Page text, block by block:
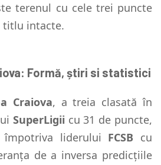
terenul cu cele trei puncte
titlu intacte.
Formă, știri si statistici
, a treia clasată în
SuperLigii cu 31 de puncte,
împotriva liderului FCSB cu
de a inversa predicțiile